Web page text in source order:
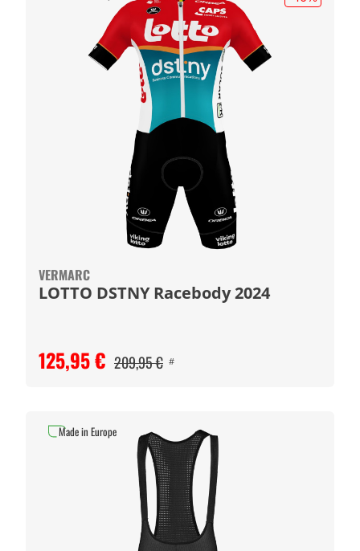
VERMARC
LOTTO DSTNY Racebody 2024
125,95 € 209,95 € #
Made in Europe